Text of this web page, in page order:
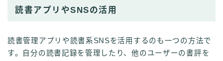
読書アプリやSNSの活用
読書管理アプリや読書系SNSを活用するのも一つの方法で
す。自分の読書記録を管理したり、他のユーザーの書評を